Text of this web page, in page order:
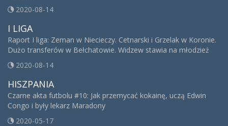
2020-08-14
I LIGA
Raport I liga: Zeman w Niecieczy. Cetnarski i Grzelak w Koronie.
Dużo transferów w Bełchatowie. Widzew stawia na młodzież
2020-08-14
HISZPANIA
Czarne akta futbolu #10: Jak przemycać kokainę, uczą Edwin
Congo i były lekarz Maradony
2020-05-17